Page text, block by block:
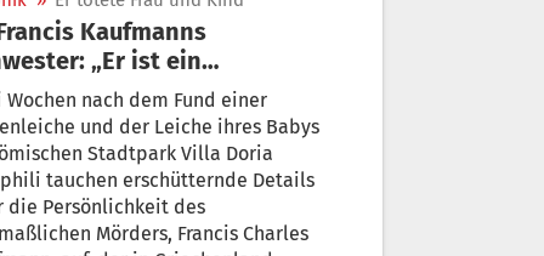
„Er ist ein
Psychopath“
Wochen nach dem Fund einer
und der Leiche ihres Babys
Stadtpark Villa Doria
tauchen erschütternde Details
die Persönlichkeit des
Mörders, Francis Charles